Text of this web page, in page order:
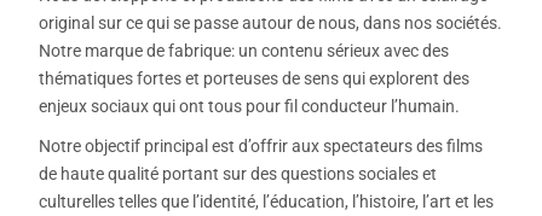
original sur ce qui se passe autour de nous, dans nos sociétés.
Notre marque de fabrique: un contenu sérieux avec des
thématiques fortes et porteuses de sens qui explorent des
enjeux sociaux qui ont tous pour fil conducteur l’humain.
Notre objectif principal est d’offrir aux spectateurs des films
de haute qualité portant sur des questions sociales et
culturelles telles que l’identité, l’éducation, l’histoire, l’art et les